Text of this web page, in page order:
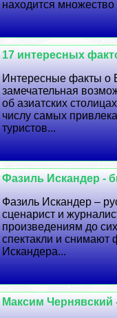
находится
17 интересных
Интересные факты о
замечательная
об азиатских
числу самых
туристов...
Фазиль Искандер -
Фазиль Искандер –
сценарист и
произведениям до
спектакли и снимают
Искандера...
Максим